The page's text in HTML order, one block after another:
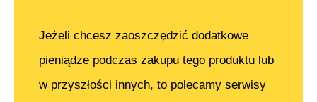
Jeżeli chcesz zaoszczędzić dodatkowe
pieniądze podczas zakupu tego produktu lub
w przyszłości innych, to polecamy serwisy